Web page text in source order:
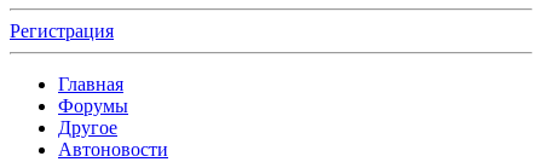
Регистрация
Главная
Форумы
Другое
Автоновости